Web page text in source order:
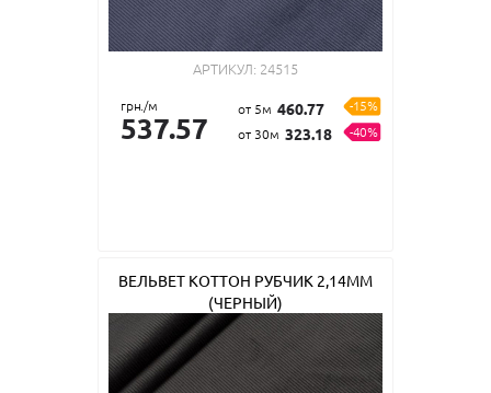
АРТИКУЛ: 24515
грн./м
537.57
от 5м 460.77
-15%
от 30м 323.18 -40%
ВЕЛЬВЕТ КОТТОН РУБЧИК 2,14ММ
(ЧЕРНЫЙ)